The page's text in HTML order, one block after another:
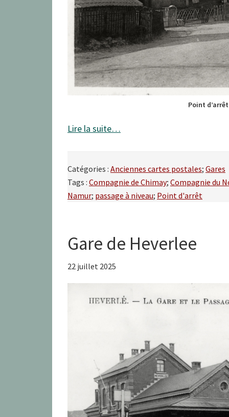
Point
Lire la suite…
Catégories : Anciennes cartes postales; Gares
Tags : Compagnie de Chimay; Compagnie du
Namur; passage à niveau; Point d'arrêt
Gare de Heverlee
22 juillet 2025